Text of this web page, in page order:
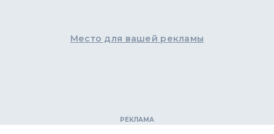
Место для вашей рекламы